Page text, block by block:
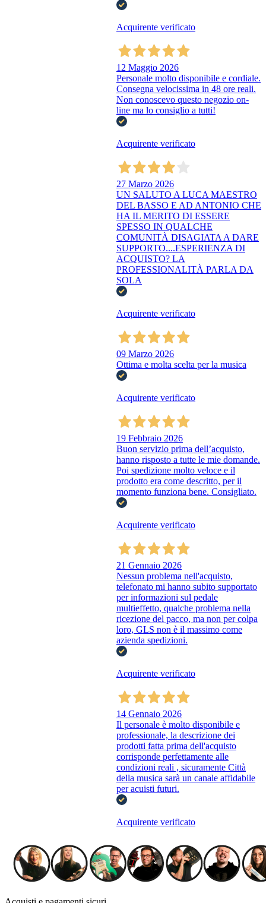
Acquirente verificato
12 Maggio 2026
Personale molto disponibile e cordiale.
Consegna velocissima in 48 ore reali.
Non conoscevo questo negozio on-
line ma lo consiglio a tutti!
Acquirente verificato
27 Marzo 2026
UN SALUTO A LUCA MAESTRO
DEL BASSO E AD ANTONIO CHE
HA IL MERITO DI ESSERE
SPESSO IN QUALCHE
COMUNITÀ DISAGIATA A DARE
SUPPORTO....ESPERIENZA DI
ACQUISTO? LA
PROFESSIONALITÀ PARLA DA
SOLA
Acquirente verificato
09 Marzo 2026
Ottima e molta scelta per la musica
Acquirente verificato
19 Febbraio 2026
Buon servizio prima dell’acquisto,
hanno risposto a tutte le mie domande.
Poi spedizione molto veloce e il
prodotto era come descritto, per il
momento funziona bene. Consigliato.
Acquirente verificato
21 Gennaio 2026
Nessun problema nell'acquisto,
telefonato mi hanno subito supportato
per informazioni sul pedale
multieffetto, qualche problema nella
ricezione del pacco, ma non per colpa
loro, GLS non è il massimo come
azienda spedizioni.
Acquirente verificato
14 Gennaio 2026
Il personale è molto disponibile e
professionale, la descrizione dei
prodotti fatta prima dell'acquisto
corrisponde perfettamente alle
condizioni reali , sicuramente Città
della musica sarà un canale affidabile
per acuisti futuri.
Acquirente verificato